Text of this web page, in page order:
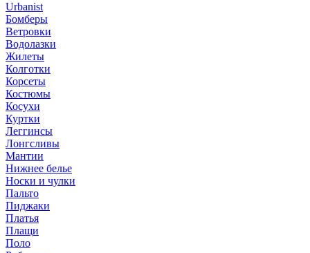
Urbanist
Бомберы
Ветровки
Водолазки
Жилеты
Колготки
Корсеты
Костюмы
Косухи
Куртки
Леггинсы
Лонгсливы
Мантии
Нижнее белье
Носки и чулки
Пальто
Пиджаки
Платья
Плащи
Поло